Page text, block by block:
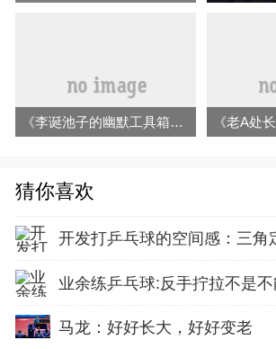
《李诞池子的幽默工具箱》音频电子书全集百度云百度网盘下载
猜你喜欢
马龙：好好长大，好好变老